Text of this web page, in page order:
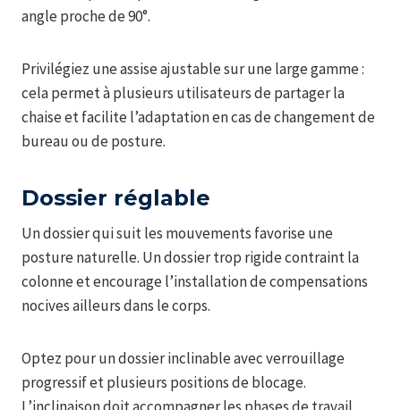
angle proche de 90°.
Privilégiez une assise ajustable sur une large gamme :
cela permet à plusieurs utilisateurs de partager la
chaise et facilite l’adaptation en cas de changement de
bureau ou de posture.
Dossier réglable
Un dossier qui suit les mouvements favorise une
posture naturelle. Un dossier trop rigide contraint la
colonne et encourage l’installation de compensations
nocives ailleurs dans le corps.
Optez pour un dossier inclinable avec verrouillage
progressif et plusieurs positions de blocage.